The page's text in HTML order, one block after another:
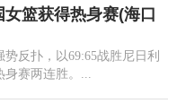
篮获得热身赛(海口
反扑，以69:65战胜尼日利
赛两连胜。...